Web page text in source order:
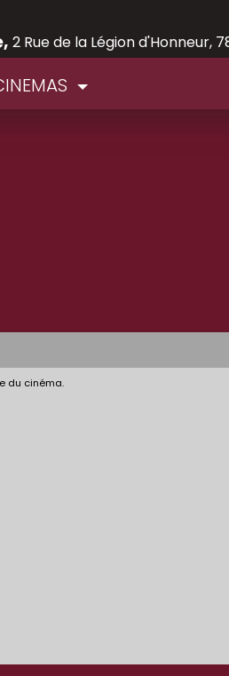
2 Rue de la Légion d'Honneur,
du cinéma.